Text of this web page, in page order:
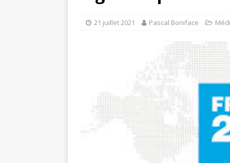
21 juillet 2021 Pascal Boniface